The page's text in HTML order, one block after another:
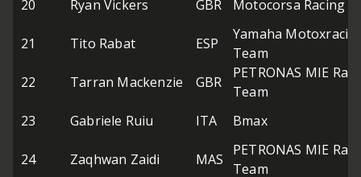
20 Ryan Vickers GBR Motocorsa Racing
21 Tito Rabat ESP
Yamaha
Team
22
Tarran Mackenzie GBR
PETRONAS MIE
Team
23
Gabriele Ruiu ITA Bmax
24 Zaqhwan Zaidi MAS
PETRONAS MIE
Team